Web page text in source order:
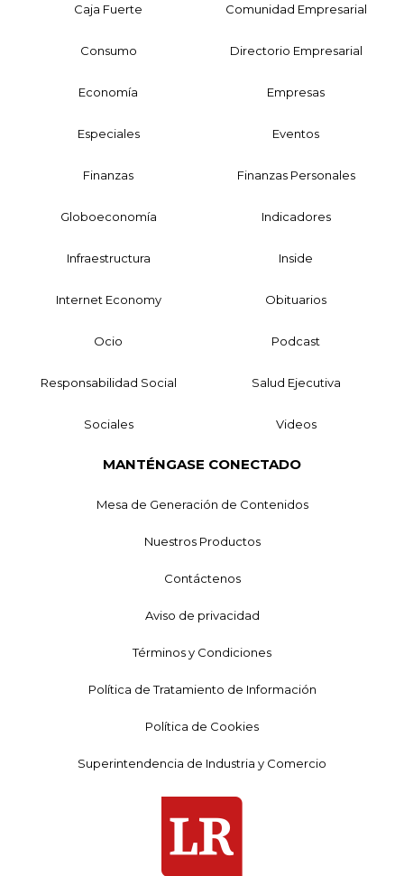
Caja Fuerte Comunidad Empresarial
Consumo Directorio Empresarial
Economía Empresas
Especiales Eventos
Finanzas Finanzas Personales
Globoeconomía Indicadores
Infraestructura Inside
Internet Economy Obituarios
Ocio Podcast
Responsabilidad Social Salud Ejecutiva
Sociales Videos
MANTÉNGASE CONECTADO
Mesa de Generación de Contenidos
Nuestros Productos
Contáctenos
Aviso de privacidad
Términos y Condiciones
Política de Tratamiento de Información
Política de Cookies
Superintendencia de Industria y Comercio